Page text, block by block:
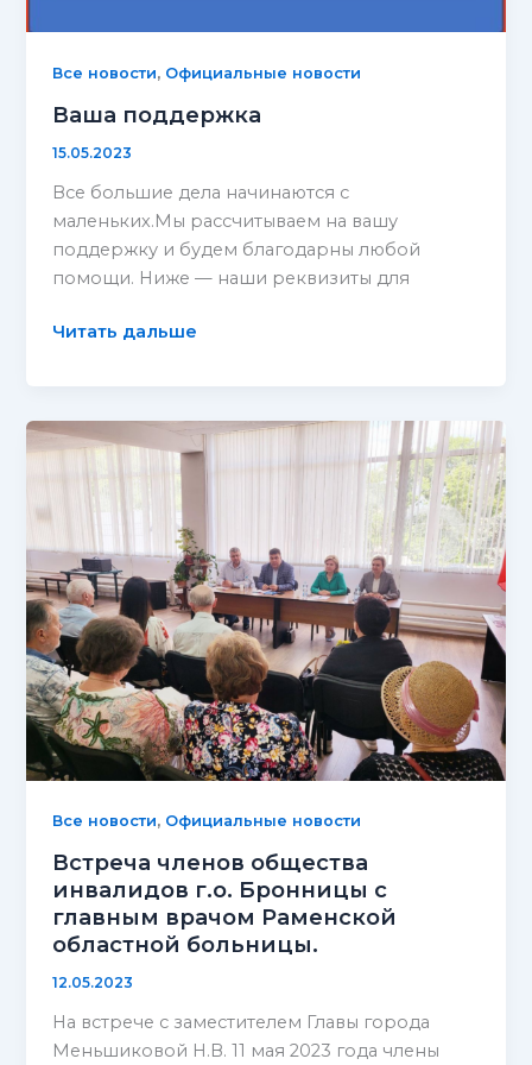
Все новости, Официальные новости
Ваша поддержка
15.05.2023
Все большие дела начинаются с
маленьких.Мы рассчитываем на вашу
поддержку и будем благодарны любой
помощи. Ниже — наши реквизиты для
Ваша
Читать дальше
Все новости, Официальные новости
Встреча членов общества
инвалидов г.о. Бронницы с
главным врачом Раменской
областной больницы.
12.05.2023
На встрече с заместителем Главы города
Меньшиковой Н.В. 11 мая 2023 года члены